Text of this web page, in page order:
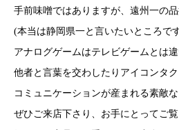
手前味噌ではありますが、遠州一の
(本当は静岡県一と言いたいところで
アナログゲームはテレビゲームとは
他者と言葉を交わしたりアイコンタ
コミュニケーションが産まれる素敵
ぜひご来店下さり、お手にとってご